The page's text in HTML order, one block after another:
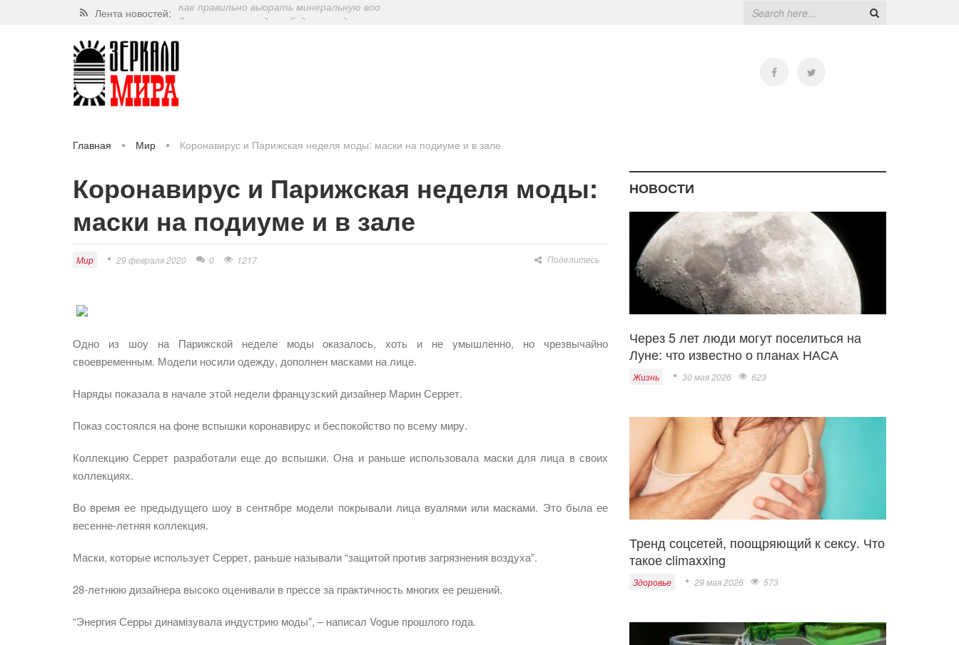
Лента новостей: Завершат ли когда-нибудь периодическу
Через 5 лет люди могут поселиться на Лу
Главная Мир Коронавирус и Парижская неделя моды: маски на подиуме и в зале
Коронавирус и Парижская неделя моды:
маски на подиуме и в зале
Мир 29 февраля 2020 0 1217 Поделитесь
Одно из шоу на Парижской неделе моды оказалось, хоть и не умышленно, но чрезвычайно
своевременным. Модели носили одежду, дополнен масками на лице.
Наряды показала в начале этой недели французский дизайнер Марин Серрет.
Показ состоялся на фоне вспышки коронавирус и беспокойство по всему миру.
Коллекцию Серрет разработали еще до вспышки. Она и раньше использовала маски для лица в своих
коллекциях.
Во время ее предыдущего шоу в сентябре модели покрывали лица вуалями или масками. Это была ее
весенне-летняя коллекция.
Маски, которые использует Серрет, раньше называли “защитой против загрязнения воздуха”.
28-летнюю дизайнера высоко оценивали в прессе за практичность многих ее решений.
“Энергия Серры динамізувала индустрию моды”, – написал Vogue прошлого года.
НОВОСТИ
Через 5 лет люди могут поселиться на
Луне: что известно о планах НАСА
Жизнь 30 мая 2026 623
Тренд соцсетей, поощряющий к сексу. Что
такое climaxxing
Здоровье 29 мая 2026 573